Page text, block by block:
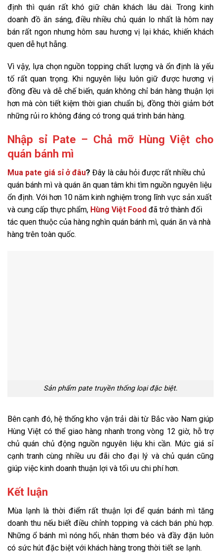
định thì quán rất khó giữ chân khách lâu dài. Trong kinh
doanh đồ ăn sáng, điều nhiều chủ quán lo nhất là hôm nay
bán rất ngon nhưng hôm sau hương vị lại khác, khiến khách
quen dễ hụt hẫng.
Vì vậy, lựa chọn nguồn topping chất lượng và ổn định là yếu
tố rất quan trọng. Khi nguyên liệu luôn giữ được hương vị
đồng đều và dễ chế biến, quán không chỉ bán hàng thuận lợi
hơn mà còn tiết kiệm thời gian chuẩn bị, đồng thời giảm bớt
những rủi ro không đáng có trong quá trình bán hàng.
Nhập sỉ Pate – Chả mỡ Hùng Việt cho
quán bánh mì
Mua pate giá sỉ ở đâu? Đây là câu hỏi được rất nhiều chủ
quán bánh mì và quán ăn quan tâm khi tìm nguồn nguyên liệu
ổn định. Với hơn 10 năm kinh nghiệm trong lĩnh vực sản xuất
và cung cấp thực phẩm, Hùng Việt Food đã trở thành đối
tác quen thuộc của hàng nghìn quán bánh mì, quán ăn và nhà
hàng trên toàn quốc.
Sản phẩm pate truyền thống loại đặc biệt.
Bên cạnh đó, hệ thống kho vận trải dài từ Bắc vào Nam giúp
Hùng Việt có thể giao hàng nhanh trong vòng 12 giờ, hỗ trợ
chủ quán chủ động nguồn nguyên liệu khi cần. Mức giá sỉ
cạnh tranh cùng nhiều ưu đãi cho đại lý và chủ quán cũng
giúp việc kinh doanh thuận lợi và tối ưu chi phí hơn.
Kết luận
Mùa lạnh là thời điểm rất thuận lợi để quán bánh mì tăng
doanh thu nếu biết điều chỉnh topping và cách bán phù hợp.
Những ổ bánh mì nóng hổi, nhân thơm béo và đầy đặn luôn
có sức hút đặc biệt với khách hàng trong thời tiết se lạnh.